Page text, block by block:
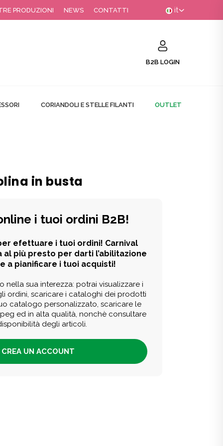
it
PRODUZIONI NEWS CONTATTI
B2B LOGIN
CORIANDOLI E STELLE FILANTI OUTLET
in busta
i tuoi ordini B2B!
efettuare i tuoi ordini! Carnival
più presto per darti l’abilitazione
a pianificare i tuoi acquisti!
nella sua interezza: potrai visualizzare i
ordini, scaricare i cataloghi dei prodotti
catalogo personalizzato, scaricare le
ed in alta qualità, nonchè consultare
degli articoli.
CREA UN ACCOUNT